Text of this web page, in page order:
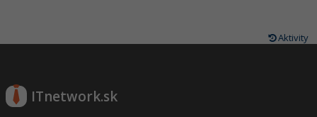
Aktivity
ITnetwork.sk